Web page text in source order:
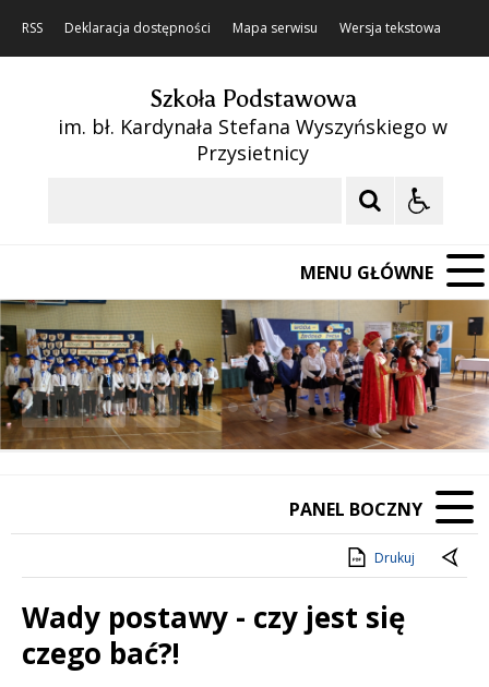
RSS Deklaracja dostępności Mapa serwisu Wersja tekstowa
Szkoła Podstawowa
im. bł. Kardynała Stefana Wyszyńskiego w
Przysietnicy
MENU GŁÓWNE
Poprzedni Element
Następny Element
❚❚
PANEL BOCZNY
Drukuj
Wady postawy - czy jest się
czego bać?!